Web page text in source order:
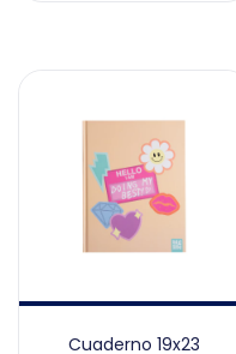
Cuaderno 19x23